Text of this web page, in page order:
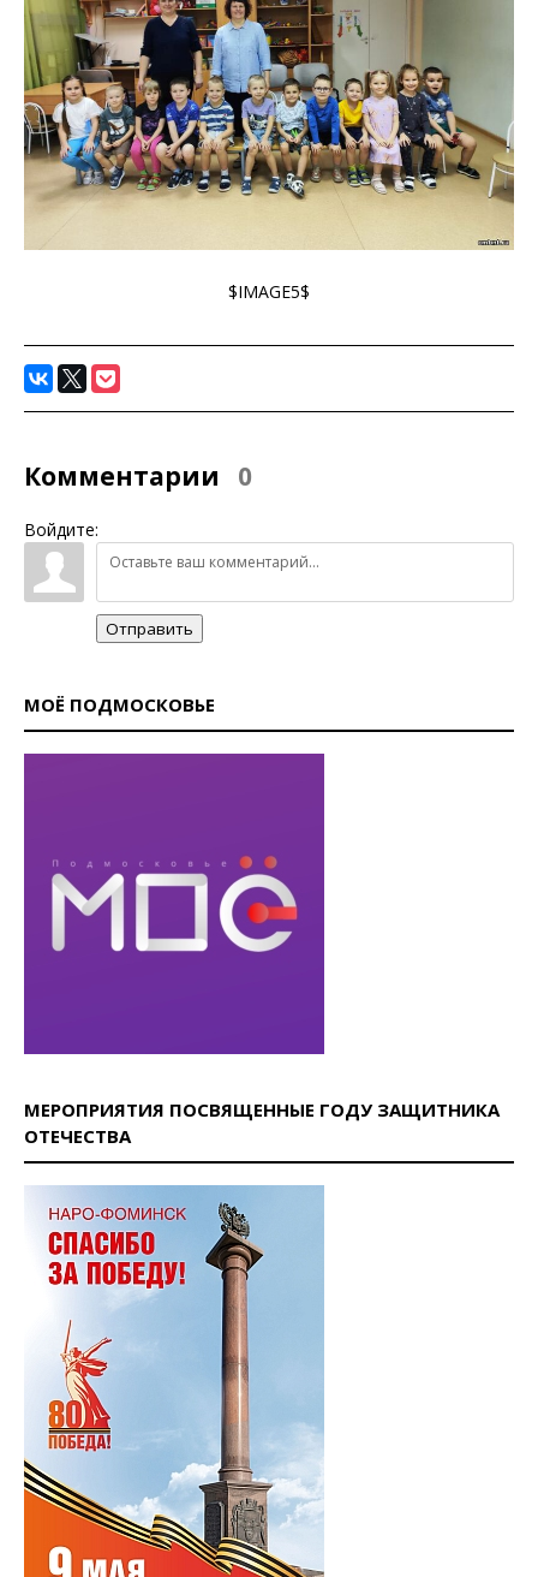
$IMAGE5$
Комментарии 0
Войдите:
Отправить
МОЁ ПОДМОСКОВЬЕ
МЕРОПРИЯТИЯ ПОСВЯЩЕННЫЕ ГОДУ ЗАЩИТНИКА
ОТЕЧЕСТВА